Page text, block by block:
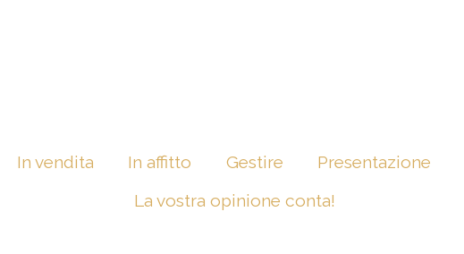
In vendita In affitto Gestire Presentazione
La vostra opinione conta!